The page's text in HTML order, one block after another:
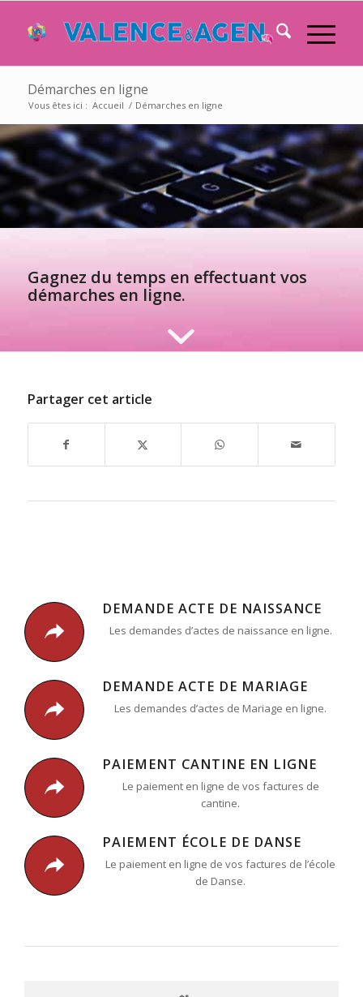
Démarches en ligne
Vous êtes ici : Accueil / Démarches en ligne
Gagnez du temps en effectuant vos
démarches en ligne.
Partager cet article
DEMANDE ACTE DE NAISSANCE
Les demandes d’actes de naissance en ligne.
DEMANDE ACTE DE MARIAGE
Les demandes d’actes de Mariage en ligne.
PAIEMENT CANTINE EN LIGNE
Le paiement en ligne de vos factures de
cantine.
PAIEMENT ÉCOLE DE DANSE
Le paiement en ligne de vos factures de l’école
de Danse.